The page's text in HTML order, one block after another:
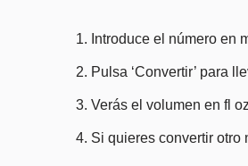
Introduce el número en
Pulsa ‘Convertir’ para
Verás el volumen en fl
Si quieres convertir otro